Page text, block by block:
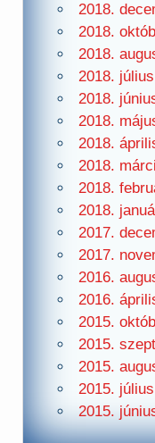
2018.
2018.
2018.
2018. július
2018.
2018.
2018.
2018.
2018.
2018.
2017.
2017.
2016.
2016.
2015.
2015.
2015.
2015. július
2015.